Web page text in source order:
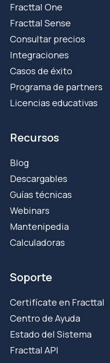
Fracttal One
Fracttal Sense
Consultar precios
Integraciones
Casos de éxito
Programa de partners
Licencias educativas
Recursos
Blog
Descargables
Guías técnicas
Webinars
Mantenipedia
Calculadoras
Soporte
Certifícate en Fracttal
Centro de Ayuda
Estado del Sistema
Fracttal API